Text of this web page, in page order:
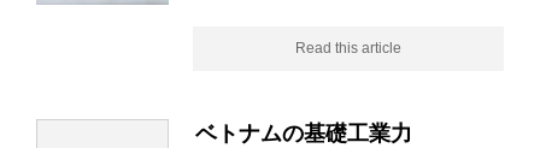
Read this article
ベトナムの基礎工業力